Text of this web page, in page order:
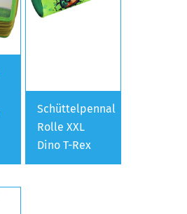
Schüttelpennal
Rolle XXL
Dino T-Rex